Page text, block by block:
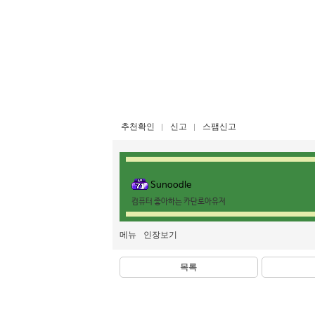
추천확인 신고 스팸신고
Sunoodle
컴퓨터 좋아하는 카단로아유저
메뉴 인장보기
목록